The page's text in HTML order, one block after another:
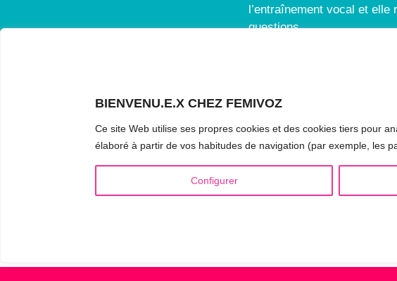
BIENVENU.E.X CHEZ FEMIVOZ
Ce site Web utilise ses propres cookies et des cookies tiers pour
élaboré à partir de vos habitudes de navigation (par exemple, les
Configurer
l’entraînement vocal et
questions.
Qui est Mariela Astudillo ?
💰 Tarifs et Forfaits
▪️ Féminisation de la
▪️ Masculinisation de